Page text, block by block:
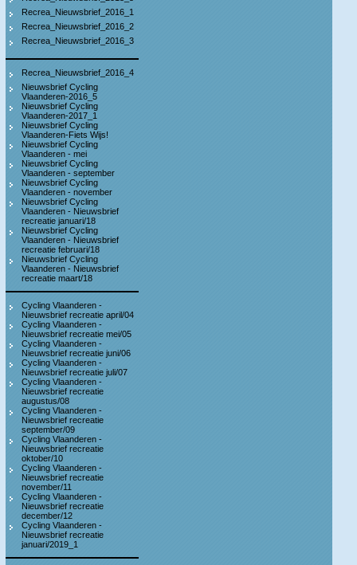
Recrea_Nieuwsbrief_2016_1
Recrea_Nieuwsbrief_2016_2
Recrea_Nieuwsbrief_2016_3
Recrea_Nieuwsbrief_2016_4
Nieuwsbrief Cycling
Vlaanderen-2016_5
Nieuwsbrief Cycling
Vlaanderen-2017_1
Nieuwsbrief Cycling
Vlaanderen-Fiets Wijs!
Nieuwsbrief Cycling
Vlaanderen - mei
Nieuwsbrief Cycling
Vlaanderen - september
Nieuwsbrief Cycling
Vlaanderen - november
Nieuwsbrief Cycling
Vlaanderen - Nieuwsbrief
recreatie januari/18
Nieuwsbrief Cycling
Vlaanderen - Nieuwsbrief
recreatie februari/18
Nieuwsbrief Cycling
Vlaanderen - Nieuwsbrief
recreatie maart/18
Cycling Vlaanderen -
Nieuwsbrief recreatie april/04
Cycling Vlaanderen -
Nieuwsbrief recreatie mei/05
Cycling Vlaanderen -
Nieuwsbrief recreatie juni/06
Cycling Vlaanderen -
Nieuwsbrief recreatie juli/07
Cycling Vlaanderen -
Nieuwsbrief recreatie
augustus/08
Cycling Vlaanderen -
Nieuwsbrief recreatie
september/09
Cycling Vlaanderen -
Nieuwsbrief recreatie
oktober/10
Cycling Vlaanderen -
Nieuwsbrief recreatie
november/11
Cycling Vlaanderen -
Nieuwsbrief recreatie
december/12
Cycling Vlaanderen -
Nieuwsbrief recreatie
januari/2019_1